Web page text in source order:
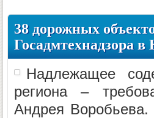
38 дорожных
Госадмтехнадзора в
Надлежащее
региона –
Андрея Воробьева.